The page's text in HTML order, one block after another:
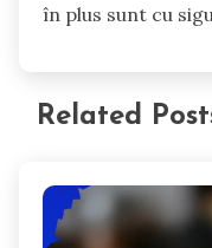
în plus sunt cu
Related